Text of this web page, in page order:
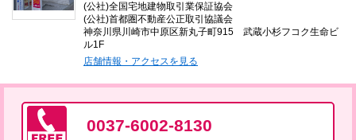
(公社)全国宅地建物取引業保証協会
(公社)首都圏不動産公正取引協議会
神奈川県川崎市中原区新丸子町915 武蔵小杉フコク生命ビ
ル1F
店舗情報・アクセスを見る
0037-6002-8130